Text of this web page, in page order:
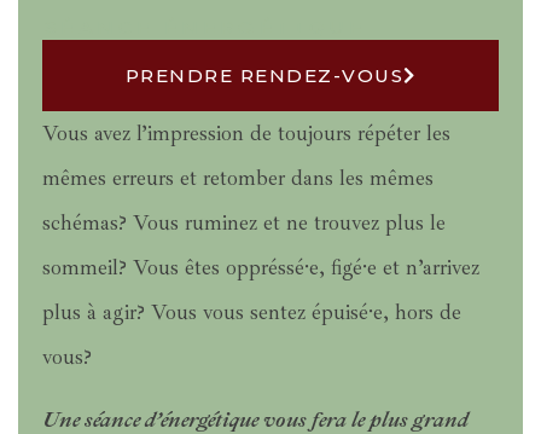
PRENDRE RENDEZ-VOUS
Vous avez l’impression de toujours répéter les
mêmes erreurs et retomber dans les mêmes
schémas? Vous ruminez et ne trouvez plus le
sommeil? Vous êtes oppréssé·e, figé·e et n’arrivez
plus à agir? Vous vous sentez épuisé·e, hors de
vous?
Une séance d’énergétique vous fera le plus grand